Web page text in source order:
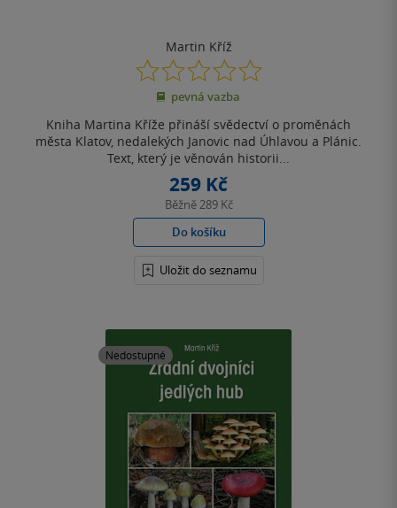
Martin Kříž
0.0
z
5
pevná vazba
Kniha Martina Kříže přináší svědectví o proměnách
města Klatov, nedalekých Janovic nad Úhlavou a Plánic.
Text, který je věnován historii...
259 Kč
Běžně289 Kč
Do košíku
Uložit do seznamu
Nedostupné